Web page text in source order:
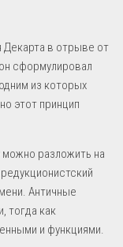
Декарта в отрыве от
сформулировал
из которых
этот принцип
разложить на
Античные
тогда как
и функциями.